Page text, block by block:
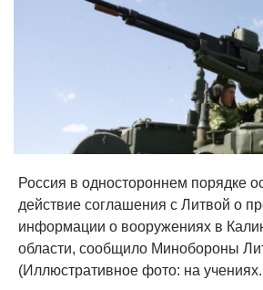
Россия в одностороннем порядке
действие соглашения с Литвой о
информации о вооружениях в
области, сообщило Минобороны
(Иллюстративное фото: на